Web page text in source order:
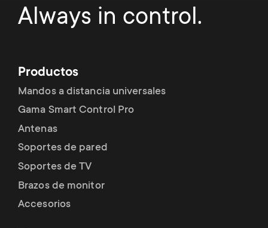
Always in control.
Productos
Mandos a distancia universales
Gama Smart Control Pro
Antenas
Soportes de pared
Soportes de TV
Brazos de monitor
Accesorios